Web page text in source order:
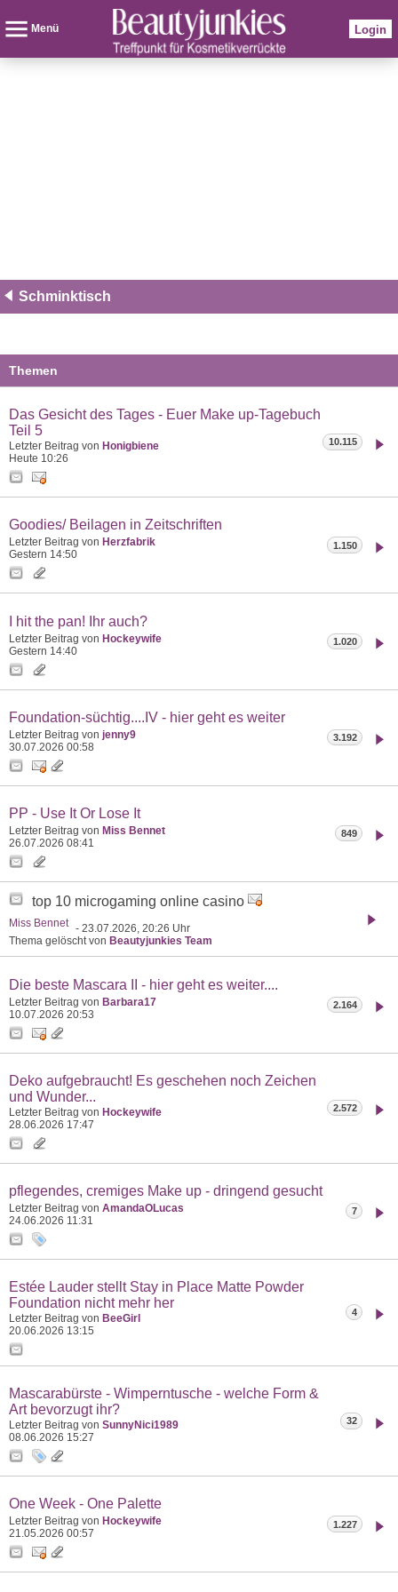
Menü Login
Schminktisch
Themen
Das Gesicht des Tages - Euer Make up-Tagebuch
Teil 5
Letzter Beitrag von Honigbiene
Heute 10:26
10.115
Goodies/ Beilagen in Zeitschriften
Letzter Beitrag von Herzfabrik
Gestern 14:50
1.150
I hit the pan! Ihr auch?
Letzter Beitrag von Hockeywife
Gestern 14:40
1.020
Foundation-süchtig....IV - hier geht es weiter
Letzter Beitrag von jenny9
30.07.2026 00:58
3.192
PP - Use It Or Lose It
Letzter Beitrag von Miss Bennet
26.07.2026 08:41
849
top 10 microgaming online casino
Miss Bennet - 23.07.2026, 20:26 Uhr
Thema gelöscht von Beautyjunkies Team
Die beste Mascara II - hier geht es weiter....
Letzter Beitrag von Barbara17
10.07.2026 20:53
2.164
Deko aufgebraucht! Es geschehen noch Zeichen
und Wunder...
Letzter Beitrag von Hockeywife
28.06.2026 17:47
2.572
pflegendes, cremiges Make up - dringend gesucht
Letzter Beitrag von AmandaOLucas
24.06.2026 11:31
7
Estée Lauder stellt Stay in Place Matte Powder
Foundation nicht mehr her
Letzter Beitrag von BeeGirl
20.06.2026 13:15
4
Mascarabürste - Wimperntusche - welche Form &
Art bevorzugt ihr?
Letzter Beitrag von SunnyNici1989
08.06.2026 15:27
32
One Week - One Palette
Letzter Beitrag von Hockeywife
21.05.2026 00:57
1.227